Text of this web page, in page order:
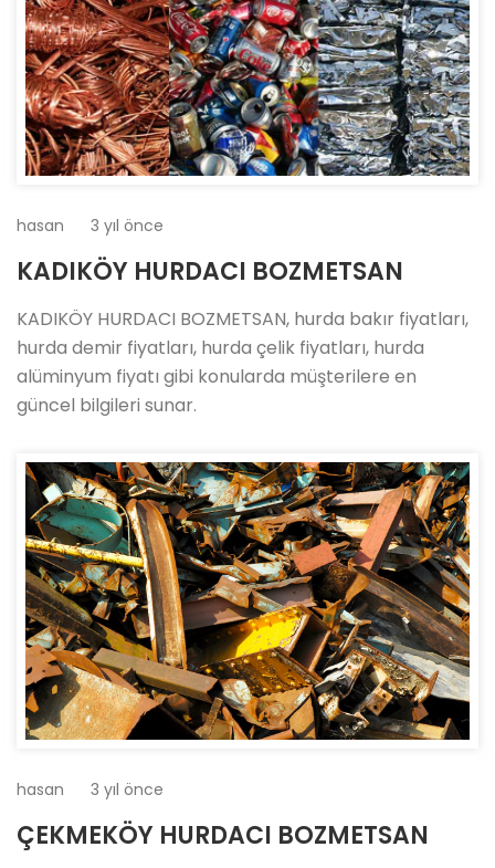
hasan 3 yıl önce
KADIKÖY HURDACI BOZMETSAN
KADIKÖY HURDACI BOZMETSAN, hurda bakır fiyatları,
hurda demir fiyatları, hurda çelik fiyatları, hurda
alüminyum fiyatı gibi konularda müşterilere en
güncel bilgileri sunar.
hasan 3 yıl önce
ÇEKMEKÖY HURDACI BOZMETSAN